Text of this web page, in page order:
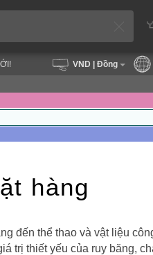
VND | Đồng
hàng
đến thể thao và vật liệu
trị thiết yếu của ruy băng,